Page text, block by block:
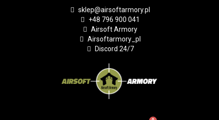
sklep@airsoftarmory.pl
+48 796 900 041
Airsoft Armory
Airsoftarmory_pl
Discord 24/7